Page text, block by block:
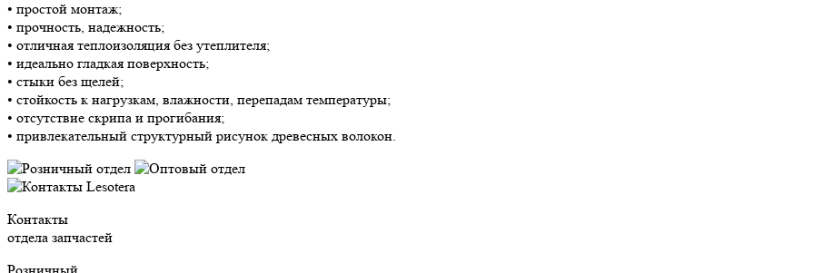
• простой монтаж;
• прочность, надежность;
• отличная теплоизоляция без утеплителя;
• идеально гладкая поверхность;
• стыки без щелей;
• стойкость к нагрузкам, влажности, перепадам температуры;
• отсутствие скрипа и прогибания;
• привлекательный структурный рисунок древесных волокон.
Контакты
отдела запчастей